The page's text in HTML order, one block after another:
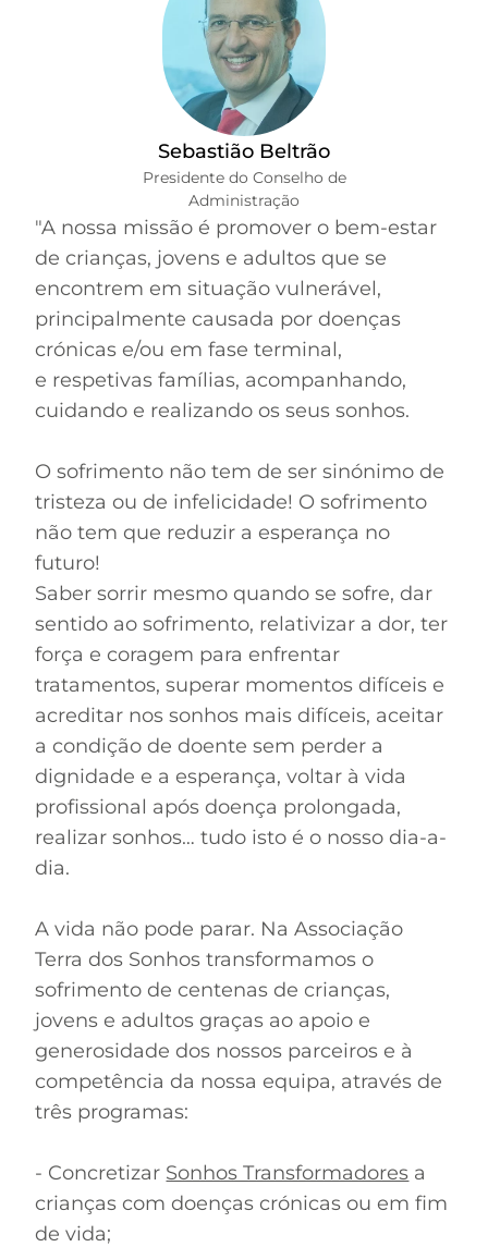
Sebastião Beltrão
Presidente do Conselho de
Administração
"A nossa missão é promover o bem-estar
de crianças, jovens e adultos que se
encontrem em situação vulnerável,
principalmente causada por doenças
crónicas e/ou em fase terminal,
e respetivas famílias, acompanhando,
cuidando e realizando os seus sonhos.
O sofrimento não tem de ser sinónimo de
tristeza ou de infelicidade! O sofrimento
não tem que reduzir a esperança no
futuro!
Saber sorrir mesmo quando se sofre, dar
sentido ao sofrimento, relativizar a dor, ter
força e coragem para enfrentar
tratamentos, superar momentos difíceis e
acreditar nos sonhos mais difíceis, aceitar
a condição de doente sem perder a
dignidade e a esperança, voltar à vida
profissional após doença prolongada,
realizar sonhos… tudo isto é o nosso dia-a-
dia.
A vida não pode parar. Na Associação
Terra dos Sonhos transformamos o
sofrimento de centenas de crianças,
jovens e adultos graças ao apoio e
generosidade dos nossos parceiros e à
competência da nossa equipa, através de
três programas:
- Concretizar Sonhos Transformadores a
crianças com doenças crónicas ou em fim
de vida;